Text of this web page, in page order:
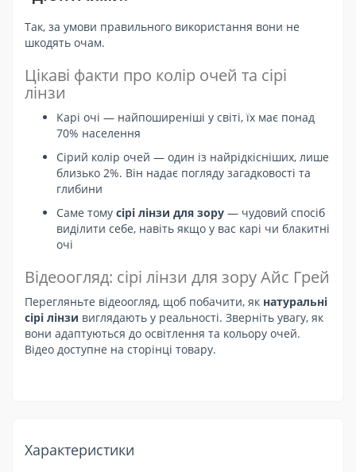
Так, за умови правильного використання вони не
шкодять очам.
Цікаві факти про колір очей та сірі
лінзи
Карі очі — найпоширеніші у світі, їх має понад
70% населення
Сірий колір очей — один із найрідкісніших, лише
близько 2%. Він надає погляду загадковості та
глибини
Саме тому сірі лінзи для зору — чудовий спосіб
виділити себе, навіть якщо у вас карі чи блакитні
очі
Відеоогляд: сірі лінзи для зору Айс Грей
Перегляньте відеоогляд, щоб побачити, як натуральні
сірі лінзи виглядають у реальності. Зверніть увагу, як
вони адаптуються до освітлення та кольору очей.
Відео доступне на сторінці товару.
Характеристики